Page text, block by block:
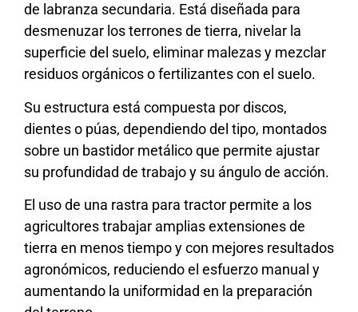
de labranza secundaria. Está diseñada para
desmenuzar los terrones de tierra, nivelar la
superficie del suelo, eliminar malezas y mezclar
residuos orgánicos o fertilizantes con el suelo.
Su estructura está compuesta por discos,
dientes o púas, dependiendo del tipo, montados
sobre un bastidor metálico que permite ajustar
su profundidad de trabajo y su ángulo de acción.
El uso de una rastra para tractor permite a los
agricultores trabajar amplias extensiones de
tierra en menos tiempo y con mejores resultados
agronómicos, reduciendo el esfuerzo manual y
aumentando la uniformidad en la preparación